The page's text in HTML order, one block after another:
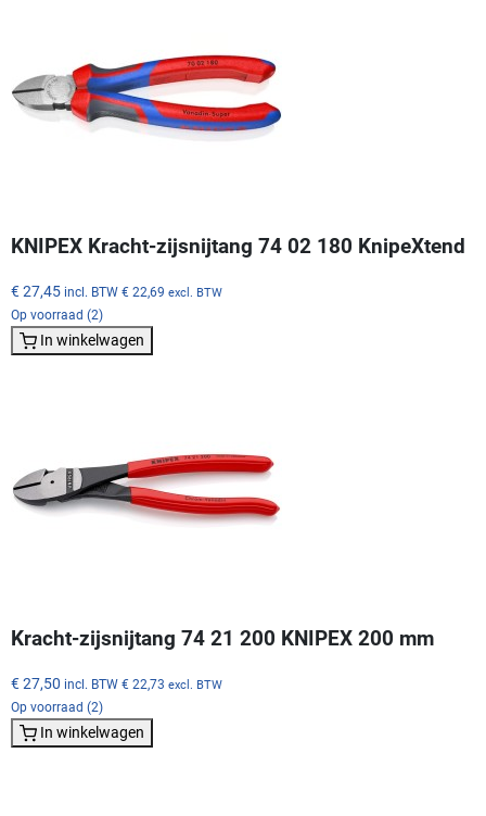
KNIPEX Kracht-zijsnijtang 74 02 180 KnipeXtend
€ 27,45 incl. BTW € 22,69 excl. BTW
Op voorraad (2)
In winkelwagen
Kracht-zijsnijtang 74 21 200 KNIPEX 200 mm
€ 27,50 incl. BTW € 22,73 excl. BTW
Op voorraad (2)
In winkelwagen